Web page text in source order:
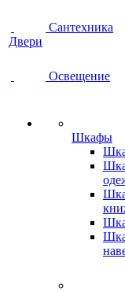
Сантехника
Двери
Освещение
Шкафы